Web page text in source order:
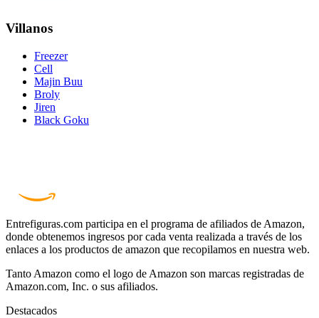
Villanos
Freezer
Cell
Majin Buu
Broly
Jiren
Black Goku
Entrefiguras.com participa en el programa de afiliados de Amazon,
donde obtenemos ingresos por cada venta realizada a través de los
enlaces a los productos de amazon que recopilamos en nuestra web.
Tanto Amazon como el logo de Amazon son marcas registradas de
Amazon.com, Inc. o sus afiliados.
Destacados